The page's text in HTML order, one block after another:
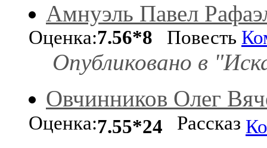
Амнуэль Павел
Оценка:7.56*8 Повесть
Опубликовано в
Овчинников Олег
Оценка:7.55*24 Рассказ